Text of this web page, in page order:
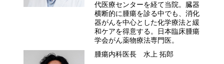
代医療センターを経て当院。臓器
横断的に腫瘍を診る中でも、消化
器がんを中心とした化学療法と緩
和ケアを得意する。日本臨床腫瘍
学会がん薬物療法専門医。
腫瘍内科医長 水上 拓郎